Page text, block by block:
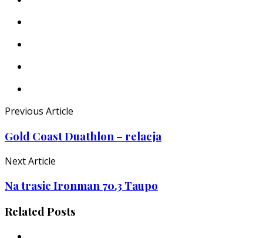
Previous Article
Gold Coast Duathlon – relacja
Next Article
Na trasie Ironman 70.3 Taupo
Related Posts